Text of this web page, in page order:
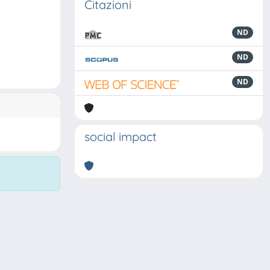
Citazioni
ND
ND
ND
social impact